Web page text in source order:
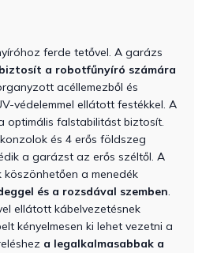
ferde tetővel. A garázs
a robotfűnyíró számára
acéllemezből és
védelemmel ellátott festékkel. A
optimális falstabilitást biztosít.
és 4 erős földszeg
a garázst az erős széltől. A
a menedék
és a rozsdával szemben.
ellátott kábelvezetésnek
kényelmesen ki lehet vezetni a
a legalkalmasabbak a